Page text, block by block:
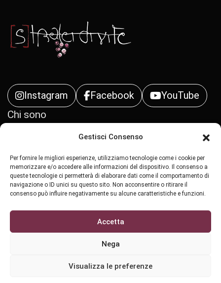
Gestisci Consenso
Per fornire le migliori esperienze, utilizziamo tecnologie come i cookie per
memorizzare e/o accedere alle informazioni del dispositivo. Il consenso a
queste tecnologie ci permetterà di elaborare dati come il comportamento di
navigazione o ID unici su questo sito. Non acconsentire o ritirare il
consenso può influire negativamente su alcune caratteristiche e funzioni.
Accetta
Nega
Visualizza le preferenze
Instagram Facebook
YouTube
Chi sono
Privacy Policy
Cookie Policy (UE)
Vite